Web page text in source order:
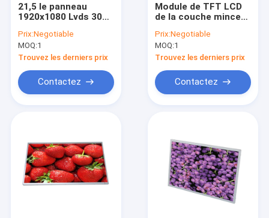
21,5 le panneau
1920x1080 Lvds 30
de pouce 250
goupille IPS plein HD
Prix:Negotiable
MOQ:1
Trouvez les derniers prix
Contactez
Module de TFT LCD
de la couche mince
1920x1080 avec 300
lentes
Prix:Negotiable
MOQ:1
Trouvez les derniers prix
Contactez